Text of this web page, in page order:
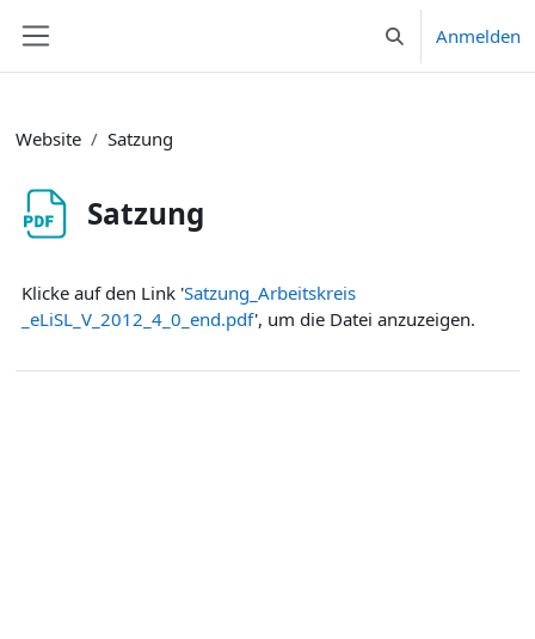
Sucheingabe
Anmelden
Website Satzung
Satzung
Klicke auf den Link 'Satzung_Arbeitskreis
_eLiSL_V_2012_4_0_end.pdf', um die Datei anzuzeigen.